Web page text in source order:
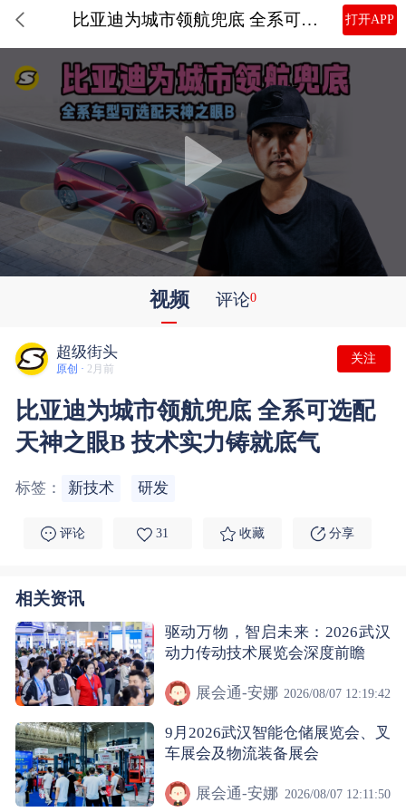
比亚迪为城市领航兜底 全系可选配天神之眼B 技术实力铸就底气 打开APP
视频 评论0
超级街头
原创 · 2月前
关注
比亚迪为城市领航兜底 全系可选配
天神之眼B 技术实力铸就底气
标签： 新技术 研发
评论 31 收藏 分享
相关资讯
驱动万物，智启未来：2026武汉
动力传动技术展览会深度前瞻
展会通-安娜 2026/08/07 12:19:42
9月2026武汉智能仓储展览会、叉
车展会及物流装备展会
展会通-安娜 2026/08/07 12:11:50